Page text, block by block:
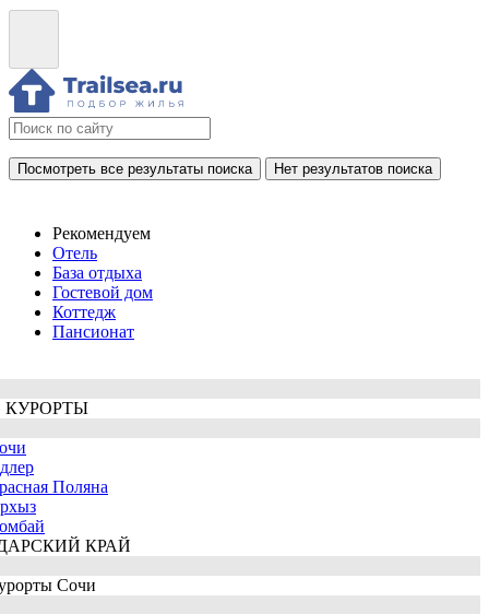
Посмотреть все результаты поиска Нет результатов поиска
Рекомендуем
Отель
База отдыха
Гостевой дом
Коттедж
Пансионат
КУРОРТЫ
Поляна
КРАЙ
Сочи